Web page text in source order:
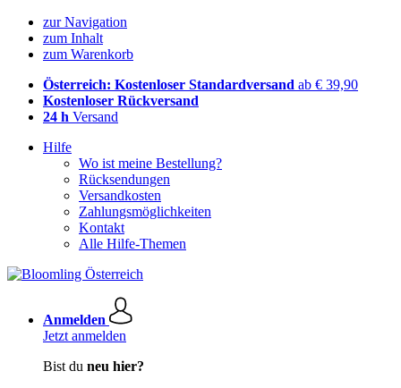
zur Navigation
zum Inhalt
zum Warenkorb
Österreich: Kostenloser Standardversand ab € 39,90
Kostenloser Rückversand
24 h Versand
Hilfe
Wo ist meine Bestellung?
Rücksendungen
Versandkosten
Zahlungsmöglichkeiten
Kontakt
Alle Hilfe-Themen
Anmelden
Jetzt anmelden
Bist du neu hier?